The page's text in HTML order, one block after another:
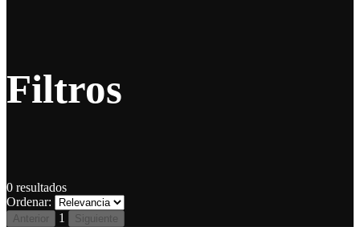
Filtros
0 resultados
Ordenar:
Anterior 1 Siguiente